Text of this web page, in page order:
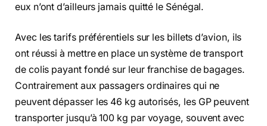
eux n’ont d’ailleurs jamais quitté le Sénégal.
Avec les tarifs préférentiels sur les billets d’avion, ils
ont réussi à mettre en place un système de transport
de colis payant fondé sur leur franchise de bagages.
Contrairement aux passagers ordinaires qui ne
peuvent dépasser les 46 kg autorisés, les GP peuvent
transporter jusqu’à 100 kg par voyage, souvent avec